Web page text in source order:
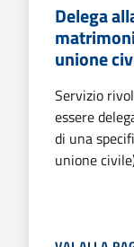
Delega
unione
Servizio
essere
di una
unione